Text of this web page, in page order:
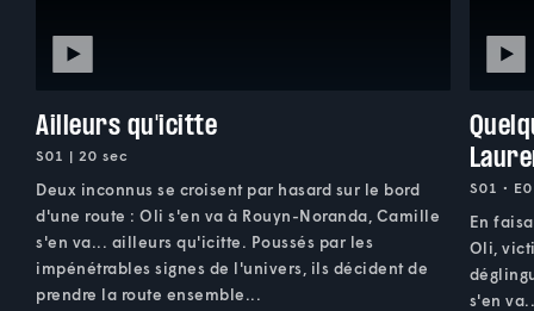
Ailleurs qu'icitte
S01 | 20 sec
Deux inconnus se croisent par hasard sur le bord
d'une route : Oli s'en va à Rouyn-Noranda, Camille
s'en va... ailleurs qu'icitte. Poussés par les
impénétrables signes de l'univers, ils décident de
prendre la route ensemble...
S01 •
En
Oli,
s'en